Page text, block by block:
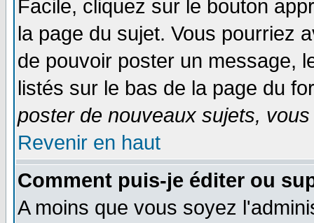
Facile, cliquez sur le bouton
la page du sujet. Vous pourriez
de pouvoir poster un message,
listés sur le bas de la page du
poster de nouveaux sujets,
Revenir en haut
Comment puis-je éditer ou
A moins que vous soyez